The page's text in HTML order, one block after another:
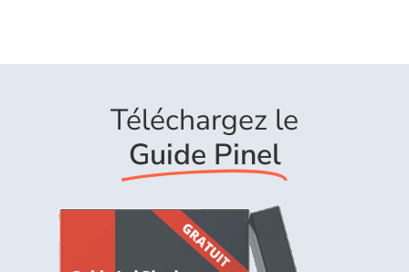
Téléchargez le
Guide Pinel